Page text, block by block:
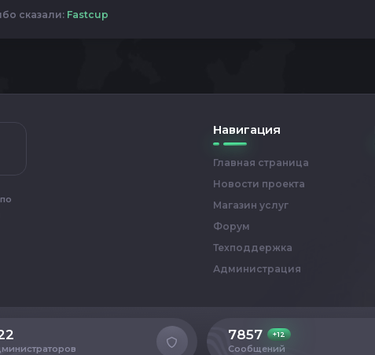
сказали: Fastcup
Навигация
Главная страница
Новости проекта
Магазин услуг
Форум
Техподдержка
Администрация
7857 +12
Сообщений